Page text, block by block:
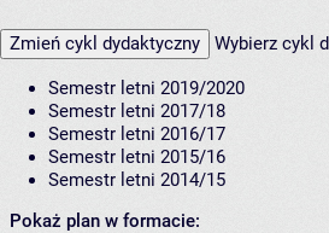
Zmień cykl dydaktyczny Wybierz cykl
Semestr letni 2019/2020
Semestr letni 2017/18
Semestr letni 2016/17
Semestr letni 2015/16
Semestr letni 2014/15
Pokaż plan w formacie: